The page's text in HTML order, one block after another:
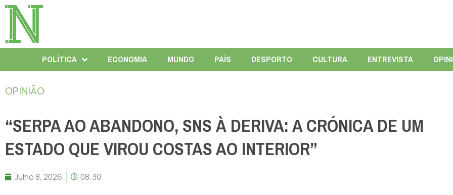
POLÍTICA ECONOMIA MUNDO PAÍS DESPORTO CULTURA ENTREVISTA
OPINIÃO
“SERPA AO ABANDONO, SNS À DERIVA: A CRÓNICA DE UM
ESTADO QUE VIROU COSTAS AO INTERIOR”
Julho 8, 2026 08:30